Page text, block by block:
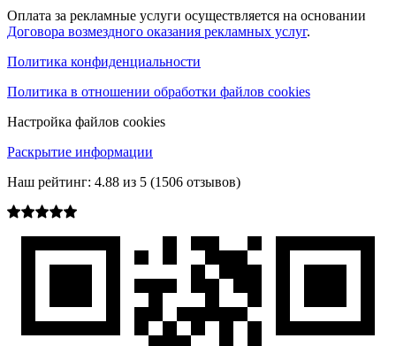
Оплата за рекламные услуги осуществляется на основании
Договора возмездного оказания рекламных услуг.
Политика конфиденциальности
Политика в отношении обработки файлов cookies
Настройка файлов cookies
Раскрытие информации
Наш рейтинг: 4.88 из 5 (1506 отзывов)